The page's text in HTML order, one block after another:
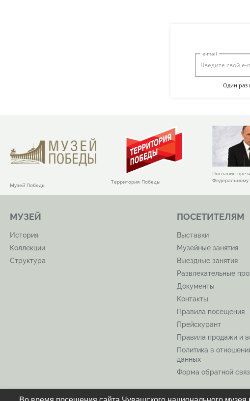
e-mail
Один раз
Музей Победы Территория Победы
Послание
Федеральному
МУЗЕЙ
История
Коллекции
Структура
ПОСЕТИТЕЛЯМ
Выставки
Музейные занятия
Выездные занятия
Развлекательные
Документы
Контакты
Правила посещения
Прейскурант
Правила продажи и
Политика в
данных
Форма обратной